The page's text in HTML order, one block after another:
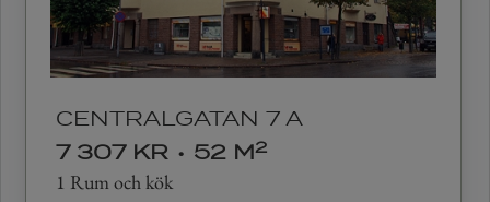
CENTRALGATAN 7 A
7 307 KR • 52 M2
1 Rum och kök